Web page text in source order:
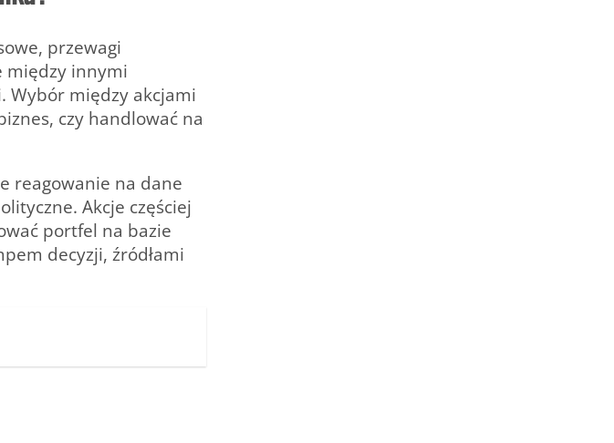
przewagi
między innymi
Wybór między akcjami
czy handlować na
reagowanie na dane
Akcje częściej
portfel na bazie
decyzji, źródłami